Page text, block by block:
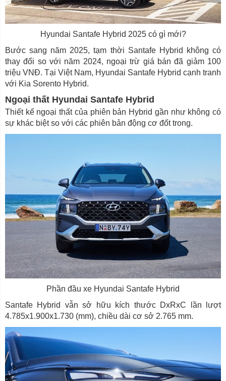
Hyundai Santafe Hybrid 2025 có gì mới?
Bước sang năm 2025, tạm thời Santafe Hybrid không có
thay đổi so với năm 2024, ngoại trừ giá bán đã giảm 100
triệu VNĐ. Tại Việt Nam, Hyundai Santafe Hybrid cạnh tranh
với Kia Sorento Hybrid.
Ngoại thất Hyundai Santafe Hybrid
Thiết kế ngoại thất của phiên bản Hybrid gần như không có
sự khác biệt so với các phiên bản động cơ đốt trong.
Phần đầu xe Hyundai Santafe Hybrid
Santafe Hybrid vẫn sở hữu kích thước DxRxC lần lượt
4.785x1.900x1.730 (mm), chiều dài cơ sở 2.765 mm.